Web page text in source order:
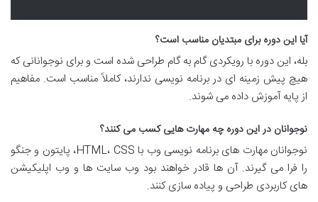
آیا این دوره برای مبتدیان مناسب است؟
بله، این دوره با رویکردی گام به گام طراحی شده است و برای نوجوانانی که
هیچ پیش زمینه ای در برنامه نویسی ندارند، کاملاً مناسب است. مفاهیم
از پایه آموزش داده می شوند.
نوجوانان در این دوره چه مهارت هایی کسب می کنند؟
نوجوانان مهارت های برنامه نویسی وب با HTML، CSS، پایتون و جنگو
را فرا می گیرند. آن ها قادر خواهند بود وب سایت ها و وب اپلیکیشن
های کاربردی طراحی و پیاده سازی کنند.